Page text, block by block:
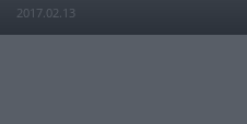
2017.02.13